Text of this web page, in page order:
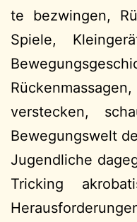
te bezwingen,
Spiele,
verstecken,
Bewegungswelt
Jugendliche
Tricking